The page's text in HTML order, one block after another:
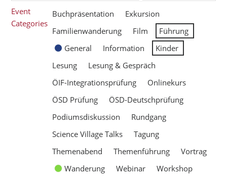
Event
Categories
Buchpräsentation
Exkursion
Familienwanderung
Film
Führung
General
Information
Kinder
Lesung
Lesung & Gespräch
ÖIF-Integrationsprüfung
Onlinekurs
ÖSD Prüfung
ÖSD-Deutschprüfung
Podiumsdiskussion
Rundgang
Science Village Talks
Tagung
Themenabend
Themenführung
Vortrag
Wanderung
Webinar
Workshop